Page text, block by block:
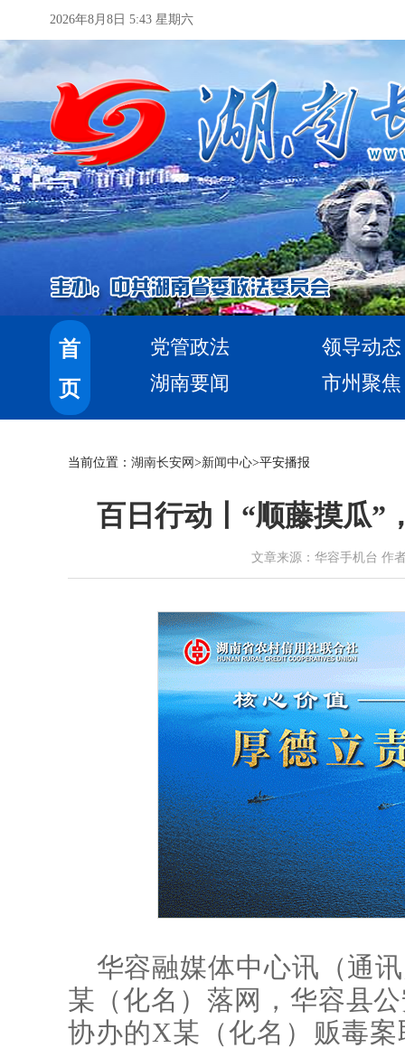
2026年8月8日 5:43 星期六
首
页
党管政法
领导动态
湖南要闻
市州聚焦
当前位置： 湖南长安网 >新闻中心>平安播报
百日行动丨“顺藤摸瓜”
文章来源：华容手机台 作
华容融媒体中心讯（通
某（化名）落网，华容县
协办的X某（化名）贩毒